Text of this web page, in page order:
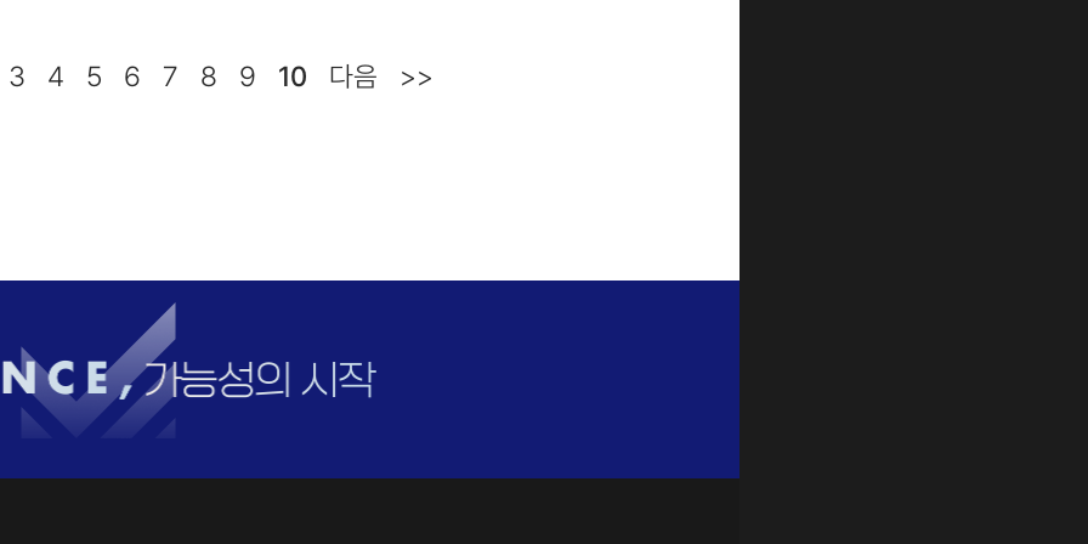
3 4 5 6 7 8 9 10 다음 >>